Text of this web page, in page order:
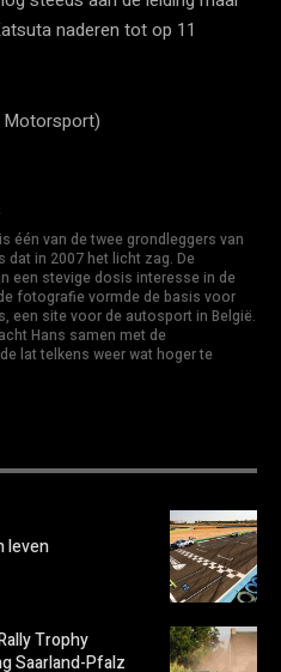
naderen tot op 11
Motorsport)
één van de twee grondleggers van
dat in 2007 het licht zag. De
een stevige dosis interesse in de
fotografie vormde de basis voor
een site voor de autosport in België.
Hans samen met de
lat telkens weer wat hoger te
leven
Trophy
Saarland-Pfalz